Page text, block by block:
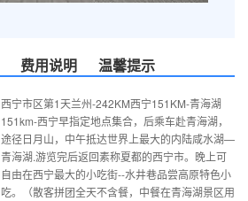
费用说明 温馨提示
西宁市区第1天兰州-242KM西宁151KM-青海湖
151km-西宁早指定地点集合，后乘车赴青海湖，
途径日月山，中午抵达世界上最大的内陆咸水湖—
青海湖.游览完后返回素称夏都的西宁市。晚上可
自由在西宁最大的小吃街--水井巷品尝高原特色小
吃。（散客拼团全天不含餐，中餐在青海湖景区用